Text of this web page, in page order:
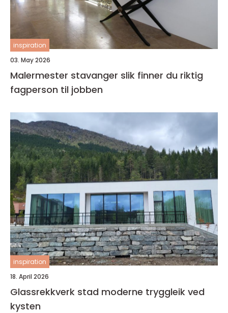
inspiration
03. May 2026
Malermester stavanger slik finner du riktig
fagperson til jobben
inspiration
18. April 2026
Glassrekkverk stad moderne tryggleik ved
kysten